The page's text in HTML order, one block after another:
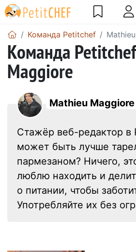
Команда Petitchef
Команда
Maggiore
Mathieu Maggiore
Стажёр веб-редактор в
может быть лучше
пармезаном? Ничего,
люблю находить и
о питании, чтобы
Употребляйте их без